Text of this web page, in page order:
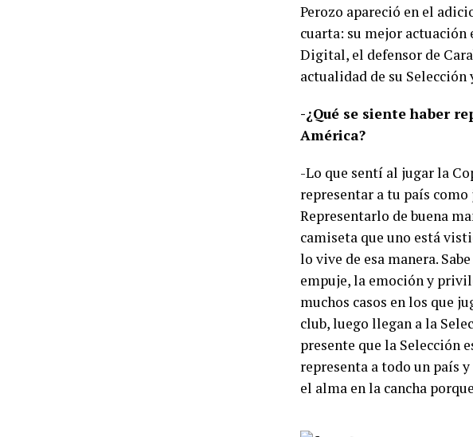
Perozo apareció en el
cuarta: su mejor actuación
Digital, el defensor de
actualidad de su
-¿Qué se siente haber
América?
-Lo que sentí al jugar la
representar a tu país
Representarlo de buena
camiseta que uno está
lo vive de esa manera.
empuje, la emoción y
muchos casos en los que
club, luego llegan a la
presente que la Selección
representa a todo un país
el alma en la cancha